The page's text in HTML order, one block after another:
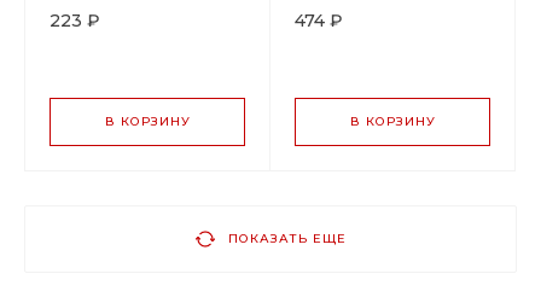
223 ₽
В КОРЗИНУ
474 ₽
В КОРЗИНУ
ПОКАЗАТЬ ЕЩЕ